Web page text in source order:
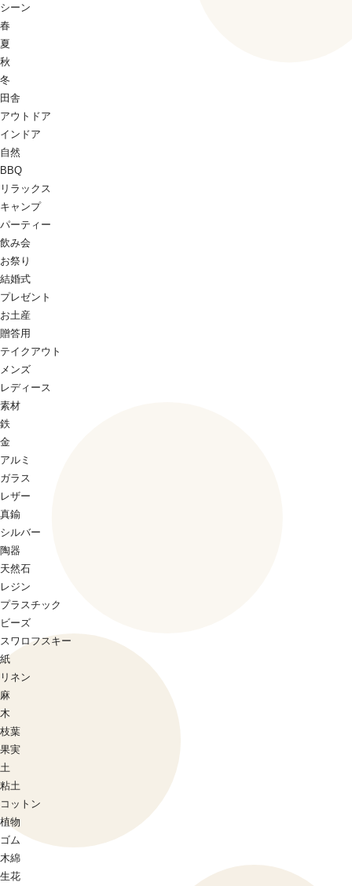
シーン
春
夏
秋
冬
田舎
アウトドア
インドア
自然
BBQ
リラックス
キャンプ
パーティー
飲み会
お祭り
結婚式
プレゼント
お土産
贈答用
テイクアウト
メンズ
レディース
素材
鉄
金
アルミ
ガラス
レザー
真鍮
シルバー
陶器
天然石
レジン
プラスチック
ビーズ
スワロフスキー
紙
リネン
麻
木
枝葉
果実
土
粘土
コットン
植物
ゴム
木綿
生花